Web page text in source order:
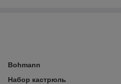
Bohmann
Набор кастрюль